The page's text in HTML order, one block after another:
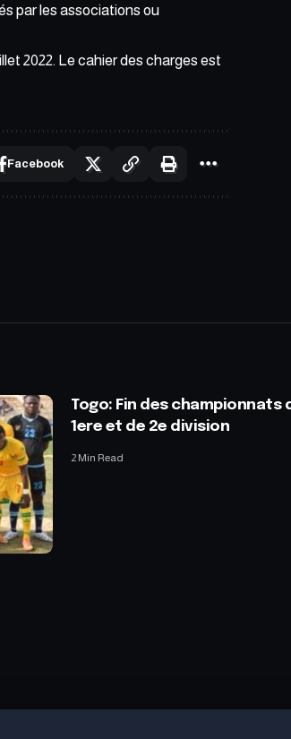
par les associations ou
2022. Le cahier des charges est
Facebook
Togo: Fin des championnats
1ere et de 2e division
2 Min Read